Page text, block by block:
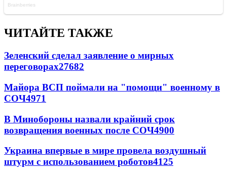
ЧИТАЙТЕ ТАКЖЕ
Зеленский сделал заявление о мирных
переговорах27682
Майора ВСП поймали на "помощи" военному в
СОЧ4971
В Минобороны назвали крайний срок
возвращения военных после СОЧ4900
Украина впервые в мире провела воздушный
штурм с использованием роботов4125